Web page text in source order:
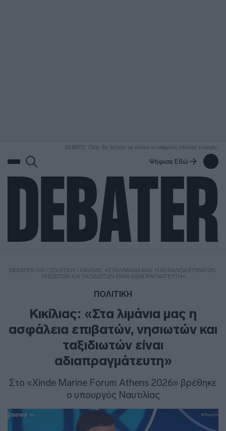
DEBATE: Πότε θα θέλατε να γίνουν οι επόμενες εθνικές εκλογές;
Ψήφισε Εδώ
DEBATER.GR / ΠΟΛΙΤΙΚΗ / ΚΙΚΊΛΙΑΣ: «ΣΤΑ ΛΙΜΆΝΙΑ ΜΑΣ Η ΑΣΦΆΛΕΙΑ ΕΠΙΒΑΤΏΝ,
ΝΗΣΙΩΤΏΝ ΚΑΙ ΤΑΞΙΔΙΩΤΏΝ ΕΊΝΑΙ ΑΔΙΑΠΡΑΓΜΆΤΕΥΤΗ»
ΠΟΛΙΤΙΚΗ
Κικίλιας: «Στα λιμάνια μας η
ασφάλεια επιβατών, νησιωτών και
ταξιδιωτών είναι
αδιαπραγμάτευτη»
Στο «Xinde Marine Forum Athens 2026» βρέθηκε
ο υπουργός Ναυτιλίας